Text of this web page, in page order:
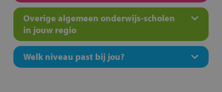
Overige algemeen onderwijs-scholen
in jouw regio
Welk niveau past bij jou?